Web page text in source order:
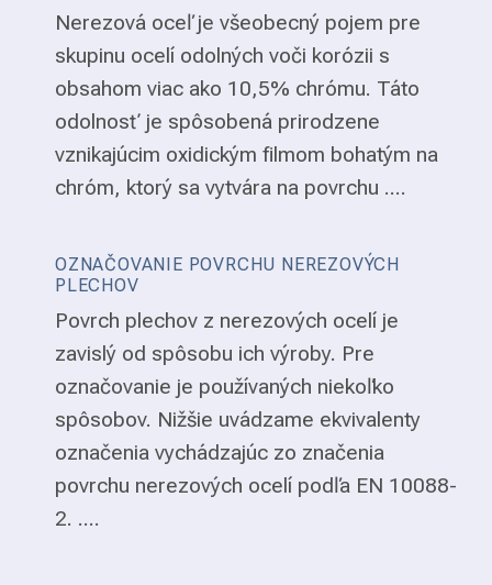
Nerezová oceľ je všeobecný pojem pre
skupinu ocelí odolných voči korózii s
obsahom viac ako 10,5% chrómu. Táto
odolnosť je spôsobená prirodzene
vznikajúcim oxidickým filmom bohatým na
chróm, ktorý sa vytvára na povrchu ....
OZNAČOVANIE POVRCHU NEREZOVÝCH
PLECHOV
Povrch plechov z nerezových ocelí je
zavislý od spôsobu ich výroby. Pre
označovanie je používaných niekoľko
spôsobov. Nižšie uvádzame ekvivalenty
označenia vychádzajúc zo značenia
povrchu nerezových ocelí podľa EN 10088-
2. ....